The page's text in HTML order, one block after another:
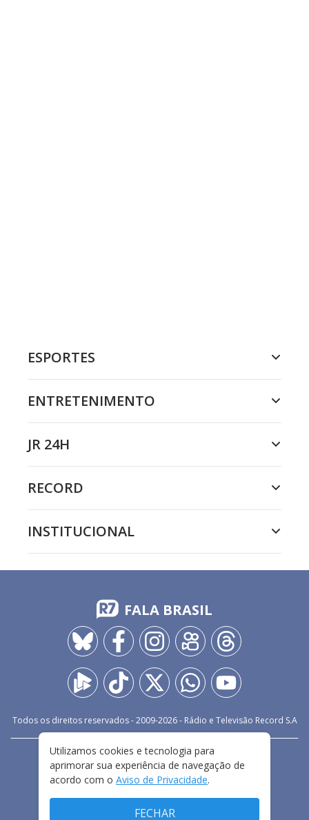
ESPORTES
ENTRETENIMENTO
JR 24H
RECORD
INSTITUCIONAL
FALA BRASIL
Todos os direitos reservados - 2009-2026- Rádio e Televisão Record S.A
FALE CONOSCO
PRIVACIDADE
TERMOS E CONDIÇÕES DE USO
Utilizamos cookies e tecnologia para
aprimorar sua experiência de navegação de
acordo com o Aviso de Privacidade.
FECHAR